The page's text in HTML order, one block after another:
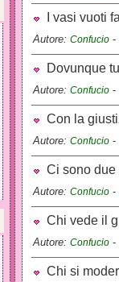
I vasi vuoti
Autore: Confucio -
Dovunque
Autore: Confucio -
Con la
Autore: Confucio -
Ci sono due
Autore: Confucio -
Chi vede il
Autore: Confucio -
Chi si